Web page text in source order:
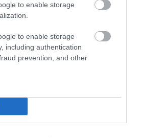
to enable storage
to enable storage
including authentication
prevention, and other